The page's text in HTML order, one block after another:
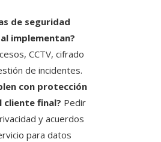
de seguridad
implementan?
CCTV, cifrado
de incidentes.
con protección
cliente final? Pedir
y acuerdos
para datos